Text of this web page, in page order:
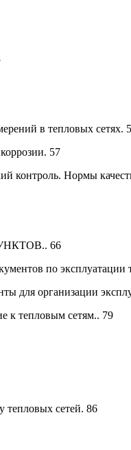
в тепловых сетях.
57
контроль. Нормы
66
по эксплуатации
для организации
к тепловым сетям.. 79
сетей. 86